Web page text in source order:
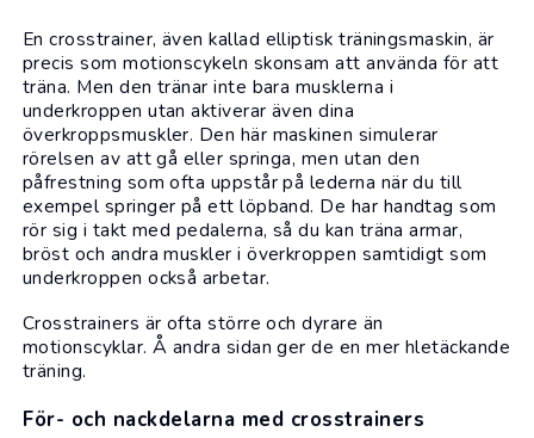
Encrosstrainer, även kallad elliptisk träningsmaskin, är
precis som motionscykeln skonsam att använda för att
träna. Men den tränar inte bara musklerna i
underkroppen utan aktiverar även dina
överkroppsmuskler. Den här maskinen simulerar
rörelsen av att gå eller springa, men utan den
påfrestning som ofta uppstår på lederna när du till
exempel springer på ettlöpband. De har handtag som
rör sig i takt med pedalerna, så du kan träna armar,
bröst och andra muskler i överkroppen samtidigt som
underkroppen också arbetar.
Crosstrainers är ofta större och dyrare än
motionscyklar. Å andra sidan ger de en mer hletäckande
träning.
För- och nackdelarna med crosstrainers